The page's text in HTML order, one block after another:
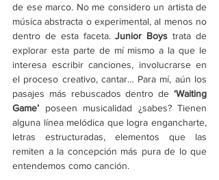
de ese marco. No me considero un artista de
música abstracta o experimental, al menos no
dentro de esta faceta. Junior Boys trata de
explorar esta parte de mí mismo a la que le
interesa escribir canciones, involucrarse en
el proceso creativo, cantar… Para mí, aún los
pasajes más rebuscados dentro de ‘Waiting
Game’ poseen musicalidad ¿sabes? Tienen
alguna línea melódica que logra engancharte,
letras estructuradas, elementos que las
remiten a la concepción más pura de lo que
entendemos como canción.